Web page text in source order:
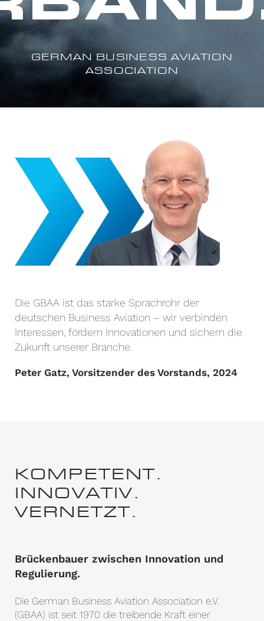
GERMAN BUSINESS AVIATION
ASSOCIATION
Die GBAA ist das starke Sprachrohr der
deutschen Business Aviation – wir verbinden
Interessen, fördern Innovationen und sichern die
Zukunft unserer Branche.
Peter Gatz, Vorsitzender des Vorstands, 2024
KOMPETENT.
INNOVATIV.
VERNETZT.
Brückenbauer zwischen Innovation und
Regulierung.
Die German Business Aviation Association e.V.
(GBAA) ist seit 1970 die treibende Kraft einer